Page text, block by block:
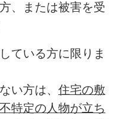
、または被害を受
ている方に限りま
い方は、 住宅の敷
特定の人物が立ち